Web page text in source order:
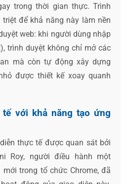
trong thời gian thực. Trình
để khả năng này làm nền
web: khi người dùng nhập
trình duyệt không chỉ mở các
mà còn tự động xây dựng
được thiết kế xoay quanh
với khả năng tạo ứng
thực tế được quan sát bởi
Roy, người điều hành một
trong tổ chức Chrome, đã